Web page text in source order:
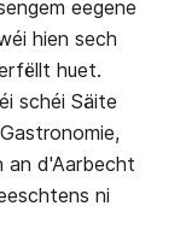
eegene
hien sech
huet.
schéi Säite
an d'Aarbecht
ni